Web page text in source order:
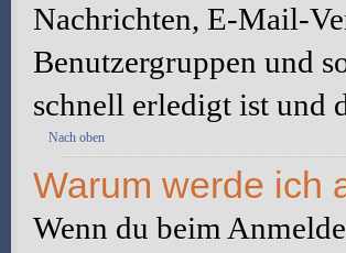
Nachrichten, E-Mail-
Benutzergruppen und
schnell erledigt ist und
Nach oben
Warum werde ich
Wenn du beim